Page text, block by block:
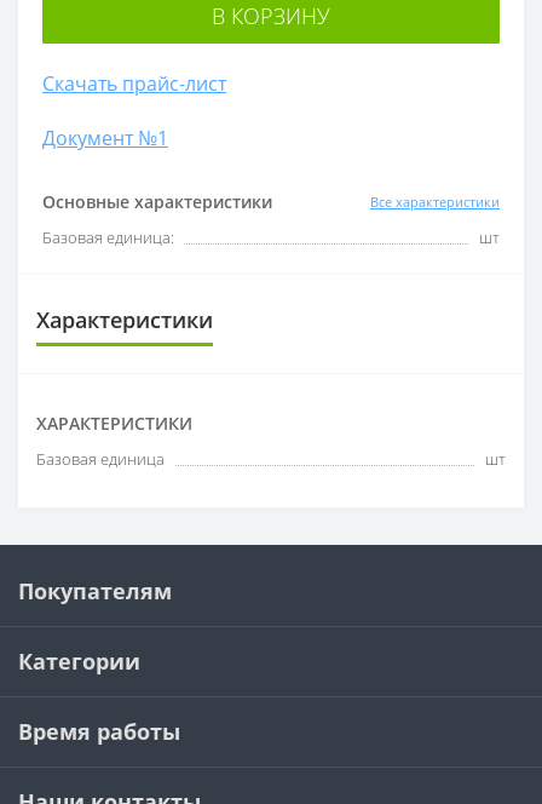
Основные характеристики Все характеристики
Базовая единица: шт
В КОРЗИНУ
Скачать прайс-лист
Документ №1
Характеристики
ХАРАКТЕРИСТИКИ
Базовая единица шт
Покупателям
Категории
Время работы